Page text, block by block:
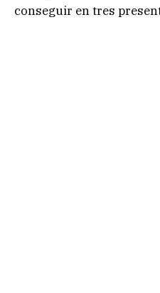
conseguir en tres